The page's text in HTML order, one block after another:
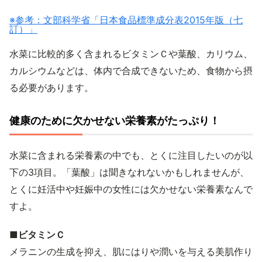
※参考：文部科学省「日本食品標準成分表2015年版（七
訂）」
水菜に比較的多く含まれるビタミンＣや葉酸、カリウム、
カルシウムなどは、体内で合成できないため、食物から摂
る必要があります。
健康のために欠かせない栄養素がたっぷり！
水菜に含まれる栄養素の中でも、とくに注目したいのが以
下の3項目。「葉酸」は聞きなれないかもしれませんが、
とくに妊活中や妊娠中の女性には欠かせない栄養素なんで
すよ。
■ビタミンＣ
メラニンの生成を抑え、肌にはりや潤いを与える美肌作り